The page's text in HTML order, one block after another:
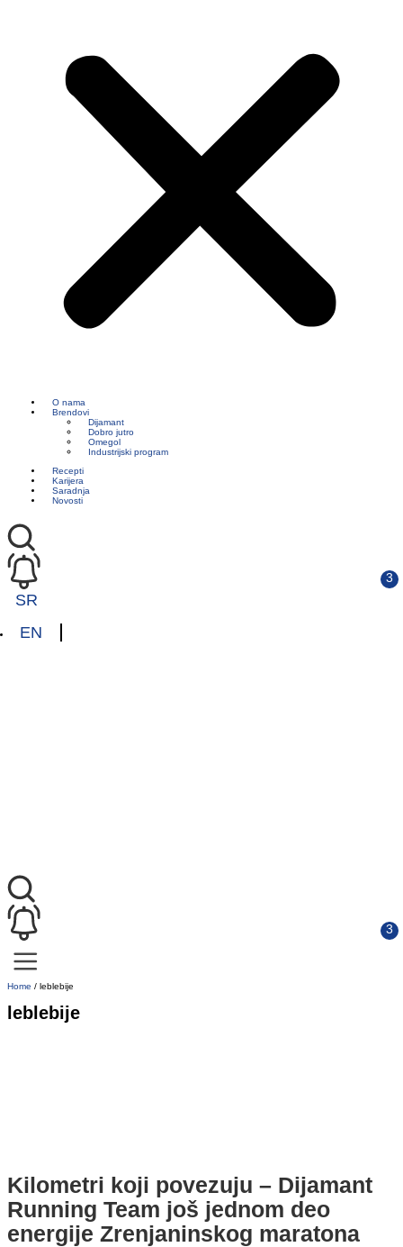
O nama
Brendovi
Dijamant
Dobro jutro
Omegol
Industrijski program
Recepti
Karijera
Saradnja
Novosti
SR
EN
Home / leblebije
leblebije
Kilometri koji povezuju – Dijamant
Running Team još jednom deo
energije Zrenjaninskog maratona